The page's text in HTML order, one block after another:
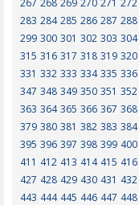
267 268 269 270 271 272
283 284 285 286 287 288
299 300 301 302 303 304
315 316 317 318 319 320
331 332 333 334 335 336
347 348 349 350 351 352
363 364 365 366 367 368
379 380 381 382 383 384
395 396 397 398 399 400
411 412 413 414 415 416
427 428 429 430 431 432
443 444 445 446 447 448